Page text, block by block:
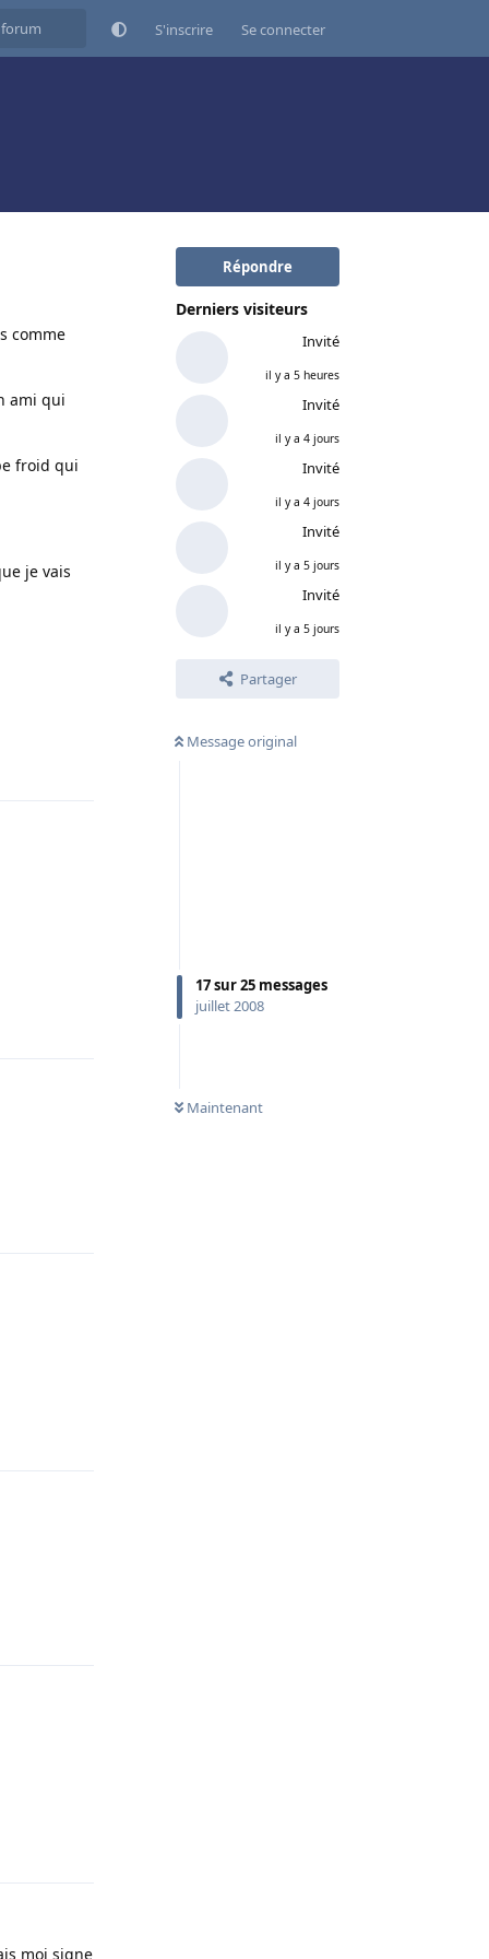
S'inscrire Se connecter
Répondre
Derniers visiteurs
Invité
il y a 5 heures
Invité
il y a 4 jours
Invité
il y a 4 jours
Invité
il y a 5 jours
Invité
il y a 5 jours
Partager
Message original
17sur25 messages
juillet 2008
Maintenant
comme
ami qui
froid qui
je vais
moi signe